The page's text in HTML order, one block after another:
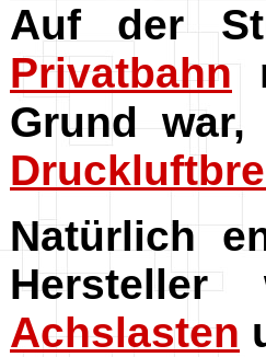
Auf der
Privatbahn
Grund
Natürlich
Hersteller
Achslasten